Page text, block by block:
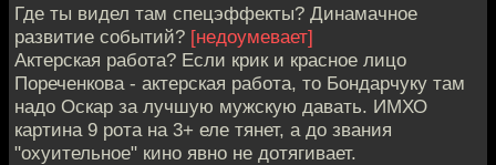
Где ты видел там спецэффекты? Динамачное
развитие событий? [недоумевает]
Актерская работа? Если крик и красное лицо
Пореченкова - актерская работа, то Бондарчуку там
надо Оскар за лучшую мужскую давать. ИМХО
картина 9 рота на 3+ еле тянет, а до звания
"охуительное" кино явно не дотягивает.